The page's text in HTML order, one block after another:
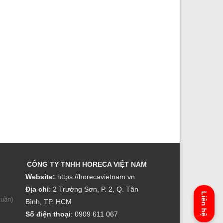
CÔNG TY TNHH HORECA VIỆT NAM
Website: https://horecavietnam.vn
Địa chỉ: 2 Trường Sơn, P. 2, Q. Tân
Bình, TP. HCM
Số điện thoại: 0909 611 067
Liên hệ